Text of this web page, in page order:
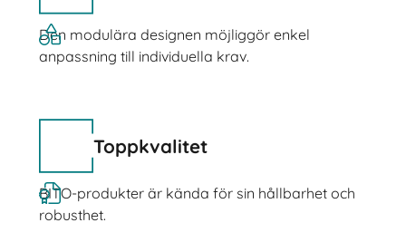
Den modulära designen möjliggör enkel
anpassning till individuella krav.
Toppkvalitet
BITO-produkter är kända för sin hållbarhet och
robusthet.